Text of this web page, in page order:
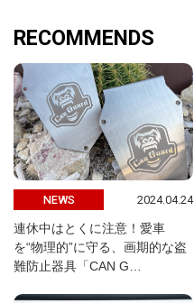
RECOMMENDS
NEWS 2024.04.24
連休中はとくに注意！愛車
を“物理的”に守る、画期的な盗
難防止器具「CAN G…